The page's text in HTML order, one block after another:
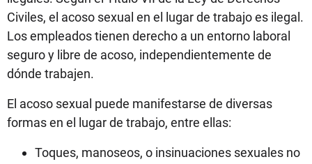
Civiles, el acoso sexual en el lugar de trabajo es ilegal.
Los empleados tienen derecho a un entorno laboral
seguro y libre de acoso, independientemente de
dónde trabajen.
El acoso sexual puede manifestarse de diversas
formas en el lugar de trabajo, entre ellas:
Toques, manoseos, o insinuaciones sexuales no